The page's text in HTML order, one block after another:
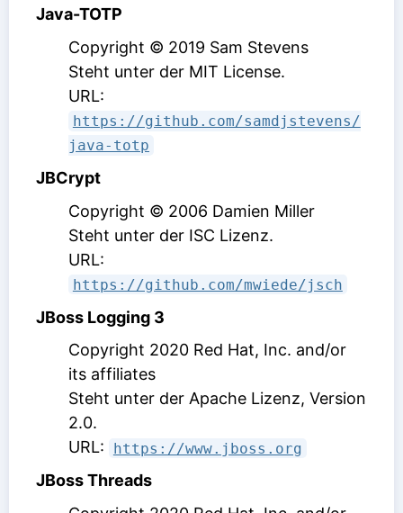
Java-TOTP
Copyright © 2019 Sam Stevens
Steht unter der MIT License.
URL:
https://github.com/samdjstevens/
java-totp
JBCrypt
Copyright © 2006 Damien Miller
Steht unter der ISC Lizenz.
URL:
https://github.com/mwiede/jsch
JBoss Logging 3
Copyright 2020 Red Hat, Inc. and/or
its affiliates
Steht unter der Apache Lizenz, Version
2.0.
URL:
https://www.jboss.org
JBoss Threads